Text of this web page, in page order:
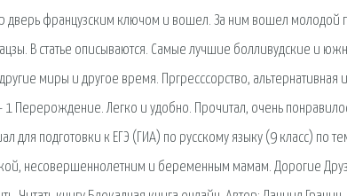
дверь французским ключом и вошел. За ним вошел молодой
В статье описываются. Самые лучшие болливудские и
миры и другое время. Пргресссорство,
1 Перерождение. Легко и удобно. Прочитал, очень
для подготовки к ЕГЭ (ГИА) по русскому языку (9 класс) по
несовершеннолетним и беременным мамам. Дорогие